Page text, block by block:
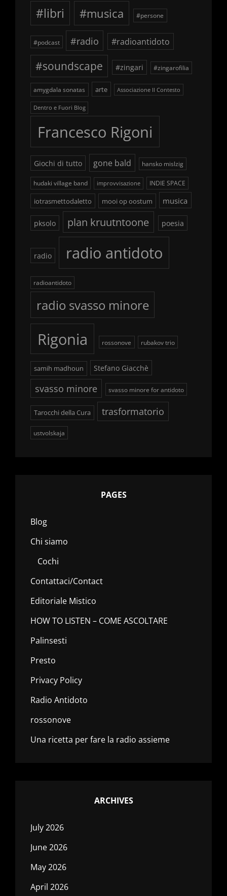
#libri #musica #persone
#podcast #radio #radioantidoto
#soundscape #zingari #zingarofilia
amygdala sonatas arte Associazione Il Contesto
Dentro e Fuori Blog
Francesco Rigoni
Giochi di tutto gone bald hansko mislzig
hudaki village band improvvisazione INDIE SPACE
iotrasmettodaletto mooi op oostum musica
pksolo plan kruutntoone poesia
radio radio antidoto
radioantidoto
radio svasso minore
Rigonia rossonove rubakov trio
samih madhoun Stefano Giacchè
svasso minore svasso minore for antidoto
Tarocchi della Cura trasformatorio
ustvolskaja
PAGES
Blog
Chi siamo
Cochi
Contattaci/Contact
Editoriale Mistico
HOW TO LISTEN – COME ASCOLTARE
Palinsesti
Presto
Privacy Policy
Radio Antidoto
rossonove
Una ricetta per fare la radio assieme
ARCHIVES
July 2026
June 2026
May 2026
April 2026